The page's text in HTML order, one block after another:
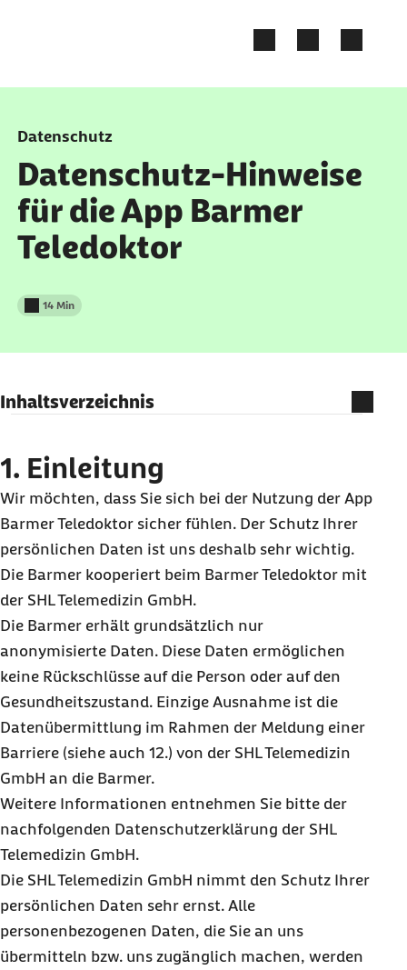
Datenschutz
Datenschutz-Hinweise
für die App Barmer
Teledoktor
Lesedauer weniger als
14 Min
Inhaltsverzeichnis
2. Was ist die App Barmer Teledoktor?
3. Ist die Nutzung der App Barmer Teledoktor
freiwillig?
4. An wen richtet sich die App Barmer
Teledoktor?
5. Welche Schritte sind erforderlich, um die App
Barmer Teledoktor zu nutzen?
6. Welche Berechtigungen und Funktionen
benötigt Barmer Teledoktor auf dem Gerät?
7. Welche Arten von Daten werden von der App
Barmer Teledoktor verarbeitet?
8. Zugriffsberechtigung der mobilen
Applikation auf mobile Endgeräte
lokalen Endgerätes gespeichert?
10. Aufgrund welcher Rechtsgrundlage erfolgt
die Verarbeitung?
11. Wie werden die Daten geschützt?
12. Werden Daten an Dritte weitergegeben?
1. Einleitung
Wir möchten, dass Sie sich bei der Nutzung der App
Barmer Teledoktor sicher fühlen. Der Schutz Ihrer
persönlichen Daten ist uns deshalb sehr wichtig.
Die Barmer kooperiert beim Barmer Teledoktor mit
der SHL Telemedizin GmbH.
Die Barmer erhält grundsätzlich nur
anonymisierte Daten. Diese Daten ermöglichen
keine Rückschlüsse auf die Person oder auf den
Gesundheitszustand. Einzige Ausnahme ist die
Datenübermittlung im Rahmen der Meldung einer
Barriere (siehe auch 12.) von der SHL Telemedizin
GmbH an die Barmer.
Weitere Informationen entnehmen Sie bitte der
nachfolgenden Datenschutzerklärung der SHL
Telemedizin GmbH.
Die SHL Telemedizin GmbH nimmt den Schutz Ihrer
persönlichen Daten sehr ernst. Alle
personenbezogenen Daten, die Sie an uns
übermitteln bzw. uns zugänglich machen, werden